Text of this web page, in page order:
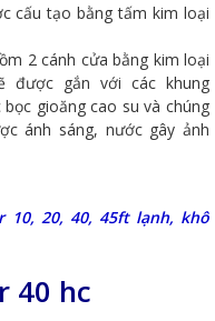
cấu tạo bằng tấm kim loại
2 cánh cửa bằng kim loại
được gắn với các khung
gioăng cao su và chúng
ánh sáng, nước gây ảnh
10, 20, 40, 45ft lạnh, khô
40 hc